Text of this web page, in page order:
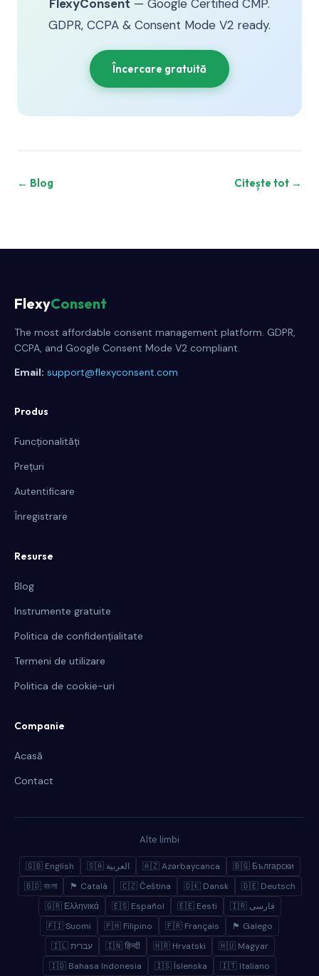
FlexyConsent — Google Certified CMP.
GDPR, CCPA & Consent Mode V2 ready.
Încercare gratuită
← Blog Citește tot →
FlexyConsent
The most affordable consent management platform. GDPR,
CCPA, and Google Consent Mode V2 compliant.
Email: support@flexyconsent.com
Produs
Funcționalități
Prețuri
Autentificare
Înregistrare
Resurse
Blog
Instrumente gratuite
Politica de confidențialitate
Termeni de utilizare
Politica de cookie-uri
Companie
Acasă
Contact
Alte limbi
🇬🇧 English 🇸🇦 العربية 🇦🇿 Azərbaycanca
🇧🇬 Български
🇧🇩 বাংলা
🏴 Català 🇨🇿 Čeština 🇩🇰 Dansk
🇩🇪 Deutsch
🇬🇷 Ελληνικά
🇪🇸 Español 🇪🇪 Eesti
🇮🇷 فارسی
🇫🇮 Suomi
🇵🇭 Filipino 🇫🇷 Français
🏴 Galego
🇮🇱 עברית
🇮🇳 हिन्दी 🇭🇷 Hrvatski
🇭🇺 Magyar
🇮🇩 Bahasa Indonesia
🇮🇸 Íslenska 🇮🇹 Italiano